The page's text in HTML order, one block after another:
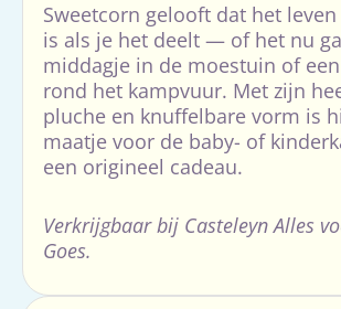
Sweetcorn gelooft dat het
is als je het deelt — of het nu
middagje in de moestuin of
rond het kampvuur. Met zijn
pluche en knuffelbare vorm is
maatje voor de baby- of
een origineel cadeau.
Verkrijgbaar bij Casteleyn Alles
Goes.